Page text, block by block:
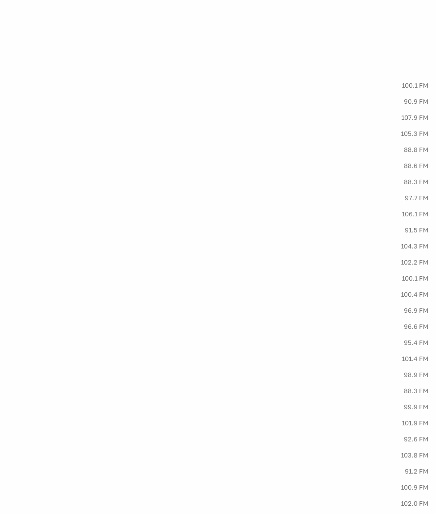
100.1 FM
90.9 FM
107.9 FM
105.3 FM
88.8 FM
88.6 FM
88.3 FM
97.7 FM
106.1 FM
91.5 FM
104.3 FM
102.2 FM
100.1 FM
100.4 FM
96.9 FM
96.6 FM
95.4 FM
101.4 FM
98.9 FM
88.3 FM
99.9 FM
101.9 FM
92.6 FM
103.8 FM
91.2 FM
100.9 FM
102.0 FM